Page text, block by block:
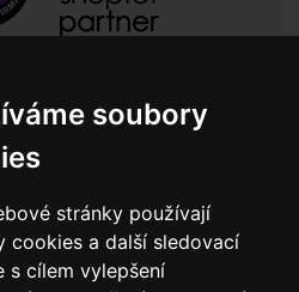
soubory
stránky používají
cookies a další sledovací
s cílem vylepšení
INFOLINKA